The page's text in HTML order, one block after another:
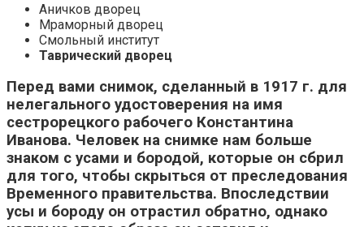
Аничков дворец
Мраморный дворец
Смольный институт
Таврический дворец
Перед вами снимок, сделанный в 1917 г. для
нелегального удостоверения на имя
сестрорецкого рабочего Константина
Иванова. Человек на снимке нам больше
знаком с усами и бородой, которые он сбрил
для того, чтобы скрыться от преследования
Временного правительства. Впоследствии
усы и бороду он отрастил обратно, однако